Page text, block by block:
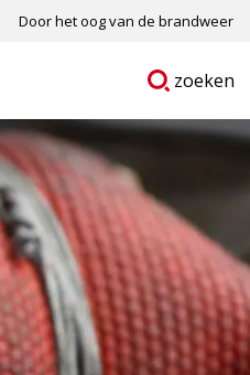
Door het oog van de brandweer
Ga
zoeken